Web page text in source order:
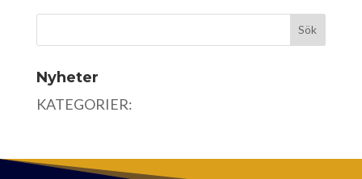
Nyheter
KATEGORIER: